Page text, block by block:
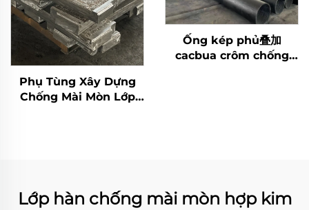
Phụ Tùng Xây Dựng
Chống Mài Mòn Lớp
Ống kép phủ叠加
cacbua crôm chống
Lớp hàn chống mài mòn hợp kim